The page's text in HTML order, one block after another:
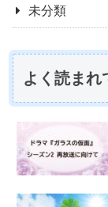
未分類
よく読まれ